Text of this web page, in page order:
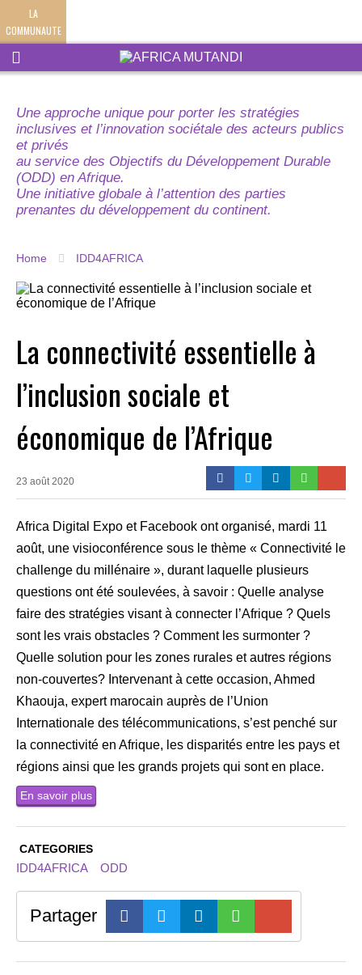
LA
COMMUNAUTE
Une approche unique pour porter les stratégies
inclusives et l’innovation sociétale des acteurs publics
et privés
au service des Objectifs du Développement Durable
(ODD) en Afrique.
Une initiative globale à l’attention des parties
prenantes du développement du continent.
Home IDD4AFRICA
La connectivité essentielle à
l’inclusion sociale et
économique de l’Afrique
23 août 2020
Africa Digital Expo et Facebook ont organisé, mardi 11
août, une visioconférence sous le thème « Connectivité le
challenge du millénaire », durant laquelle plusieurs
questions ont été soulevées, à savoir : Quelle analyse
faire des stratégies visant à connecter l’Afrique ? Quels
sont les vrais obstacles ? Comment les surmonter ?
Quelle solution pour les zones rurales et autres régions
non-couvertes? Intervenant à cette occasion, Ahmed
Khaouja, expert marocain auprès de l’Union
Internationale des télécommunications, s’est penché sur
la connectivité en Afrique, les disparités entre les pays et
régions ainsi que les grands projets qui sont en place.
En savoir plus
CATEGORIES
IDD4AFRICA ODD
Partager